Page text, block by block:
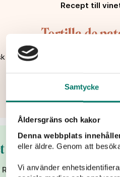
Samtycke
Åldersgräns och kakor
Denna webbplats
eller äldre. Genom att
Vi använder
Recept till
Tortilla de
rätt som kan serveras både
2020 - 99 kr